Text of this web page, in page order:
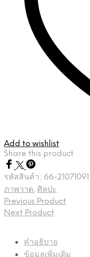
Add to wishlist
Share this product
รหัสสินค้า: 66-21071091
ภาพวาด, ศิลปะ
Previous Product
Next Product
คำอธิบาย
ข้อมูลเพิ่มเติม